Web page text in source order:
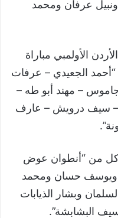
عرفان ومحمد
الأولمبي مباراة
الجعيدي – عرفات
– مهند أبو طه –
– سيف درويش – عارف
كل من “أنطوان عوض
ويوسف حسان ومحمد
وبشار الذيابات
البشابشة”.